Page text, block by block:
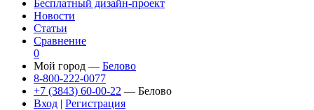
Бесплатный дизайн-проект
Новости
Статьи
Сравнение
0
Мой город — Белово
8-800-222-0077
+7 (3843) 60-00-22 — Белово
Вход | Регистрация